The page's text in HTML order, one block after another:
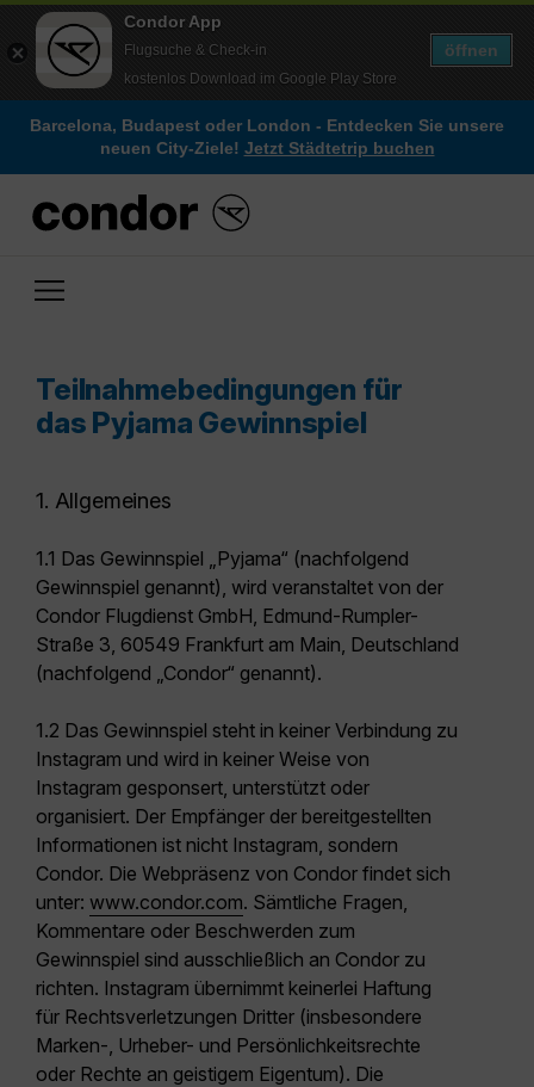
Condor App
Flugsuche & Check-in
kostenlos Download im Google Play Store
öffnen
Barcelona, Budapest oder London - Entdecken Sie unsere
neuen City-Ziele! Jetzt Städtetrip buchen
Teilnahmebedingungen für
das Pyjama Gewinnspiel
1. Allgemeines
1.1 Das Gewinnspiel „Pyjama“ (nachfolgend
Gewinnspiel genannt), wird veranstaltet von der
Condor Flugdienst GmbH, Edmund-Rumpler-
Straße 3, 60549 Frankfurt am Main, Deutschland
(nachfolgend „Condor“ genannt).
1.2 Das Gewinnspiel steht in keiner Verbindung zu
Instagram und wird in keiner Weise von
Instagram gesponsert, unterstützt oder
organisiert. Der Empfänger der bereitgestellten
Informationen ist nicht Instagram, sondern
Condor. Die Webpräsenz von Condor findet sich
unter: www.condor.com. Sämtliche Fragen,
Kommentare oder Beschwerden zum
Gewinnspiel sind ausschließlich an Condor zu
richten. Instagram übernimmt keinerlei Haftung
für Rechtsverletzungen Dritter (insbesondere
Marken-, Urheber- und Persönlichkeitsrechte
oder Rechte an geistigem Eigentum). Die